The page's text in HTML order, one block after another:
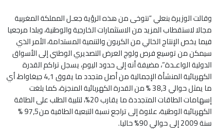
وقالت الوزيرة بنعلي “نتوخى من هذه الرؤية جعـل المملكة المغربية
مجالا لاستقطاب المزيد من الاستثمارات الخارجية والوطنية، وبلدا مرجعيا
فيما يخص الإنتاج الخالي من الكربون والتنمية المستدامة، الأمر الذي
سيمكن من توسيع فرص ولوج العرض التصديري الوطني إلى الأسواق
الدولية الواعـدة”، مضيفة أنه إلى حدود اليوم، يسجل تراكم القدرة
الكهربائية المنشأة الإجمالية من أصل متجدد ما يفوق 4,1 جيغاواط، أي
ما يمثل حوالي 38,3 % من القدرة الكهربائية المنجزة، كما بلغت
إسهامات الطاقات المتجددة ما يقارب 20%، لتلبية الطلب على الطاقة
الكهربائية الوطنية، علاوة إلى تراجع نسبة التبعية الطاقية من97,5 %
سنة 2009 إلى حوالي 90% حاليا.